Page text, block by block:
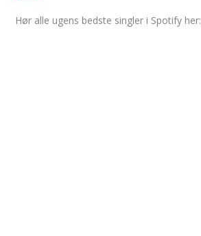
Hør alle ugens bedste singler i Spotify her: